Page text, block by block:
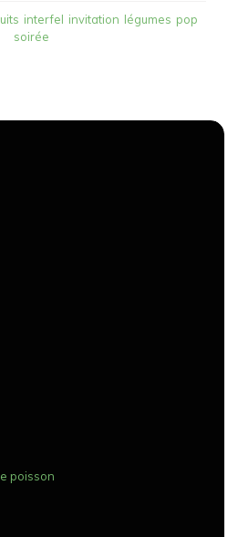
interfel invitation légumes pop
soirée
poisson